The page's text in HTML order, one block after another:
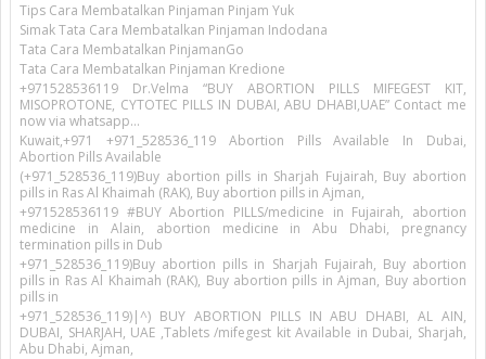
Tips Cara Membatalkan Pinjaman Pinjam Yuk
Simak Tata Cara Membatalkan Pinjaman Indodana
Tata Cara Membatalkan PinjamanGo
Tata Cara Membatalkan Pinjaman Kredione
+971528536119 Dr.Velma “BUY ABORTION PILLS MIFEGEST KIT,
MISOPROTONE, CYTOTEC PILLS IN DUBAI, ABU DHABI,UAE” Contact me
now via whatsapp…
Kuwait,+971 +971_528536_119 Abortion Pills Available In Dubai,
Abortion Pills Available
(+971_528536_119)Buy abortion pills in Sharjah Fujairah, Buy abortion
pills in Ras Al Khaimah (RAK), Buy abortion pills in Ajman,
+971528536119 #BUY Abortion PILLS/medicine in Fujairah, abortion
medicine in Alain, abortion medicine in Abu Dhabi, pregnancy
termination pills in Dub
+971_528536_119)Buy abortion pills in Sharjah Fujairah, Buy abortion
pills in Ras Al Khaimah (RAK), Buy abortion pills in Ajman, Buy abortion
pills in
+971_528536_119)|^) BUY ABORTION PILLS IN ABU DHABI, AL AIN,
DUBAI, SHARJAH, UAE ,Tablets /mifegest kit Available in Dubai, Sharjah,
Abu Dhabi, Ajman,